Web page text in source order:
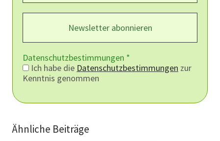
Datenschutzbestimmungen *
Ich habe die Datenschutzbestimmungen zur
Kenntnis genommen
Ähnliche Beiträge